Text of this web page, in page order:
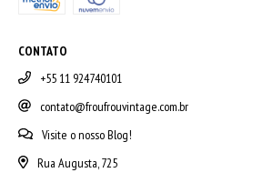
CONTATO
+55 11 924740101
contato@froufrouvintage.com.br
Visite o nosso Blog!
Rua Augusta, 725